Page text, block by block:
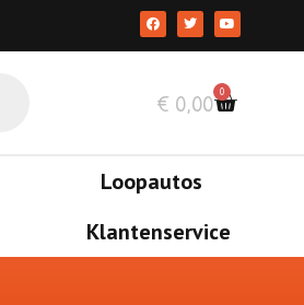
€ 0,00 0
Loopautos
Klantenservice